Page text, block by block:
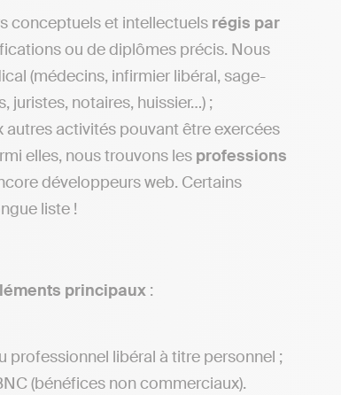
Options
conceptuels et intellectuels régis par
ou de diplômes précis. Nous
(médecins, infirmier libéral, sage-
notaires, huissier…) ;
autres activités pouvant être exercées
elles, nous trouvons les professions
développeurs web. Certains
liste !
principaux :
libéral à titre personnel ;
(bénéfices non commerciaux).